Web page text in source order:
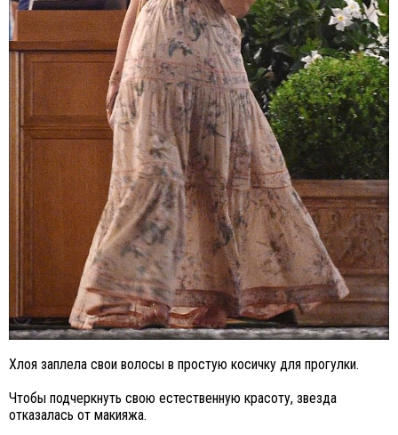
Хлоя заплела свои волосы в простую косичку для прогулки.
Чтобы подчеркнуть свою естественную красоту, звезда
отказалась от макияжа.